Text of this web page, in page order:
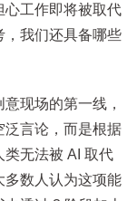
心工作即将被取代
，我们还具备哪些
现场的第一线，
泛言论，而是根据
无法被 AI 取代
多数人认为这项能